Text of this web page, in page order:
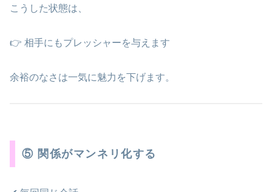
こうした状態は、
👉 相手にもプレッシャーを与えます
余裕のなさは一気に魅力を下げます。
⑤ 関係がマンネリ化する